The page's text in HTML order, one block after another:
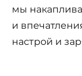
мы
и
настрой и